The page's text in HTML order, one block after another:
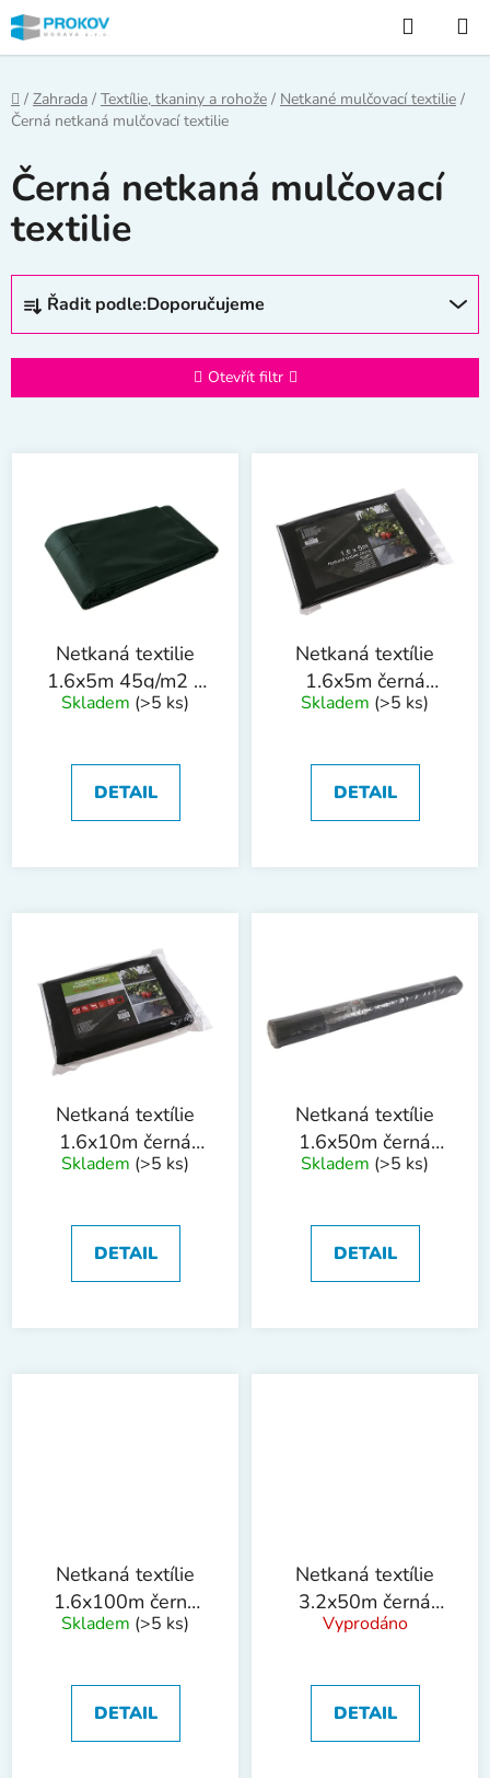
Přejít
na
obsah
Hledat
Domů
/ Zahrada / Textílie, tkaniny a rohože / Netkané mulčovací textilie /
Černá netkaná mulčovací textilie
Černá netkaná mulčovací
textilie
Ř
z
n
p
Řadit podle:Doporučujeme
Otevřít filtr
V
Netkaná textilie
1.6x5m 45g/m2 s
výsekem na jahody
Skladem (>5 ks)
DETAIL
Netkaná textílie
1.6x5m černá
50g/m2
Skladem (>5 ks)
DETAIL
Netkaná textílie
1.6x10m černá
50g/m2
Skladem (>5 ks)
DETAIL
Netkaná textílie
1.6x50m černá
50g/m2
Skladem (>5 ks)
DETAIL
Netkaná textílie
1.6x100m černá
50g/m2
Skladem (>5 ks)
DETAIL
Netkaná textílie
3.2x50m černá
50g/m2
Vyprodáno
DETAIL